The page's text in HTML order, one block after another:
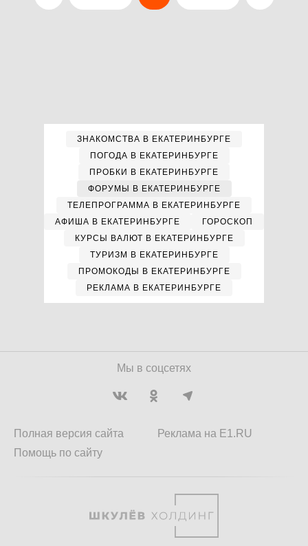
ЗНАКОМСТВА В ЕКАТЕРИНБУРГЕ
ПОГОДА В ЕКАТЕРИНБУРГЕ
ПРОБКИ В ЕКАТЕРИНБУРГЕ
ФОРУМЫ В ЕКАТЕРИНБУРГЕ
ТЕЛЕПРОГРАММА В ЕКАТЕРИНБУРГЕ
АФИША В ЕКАТЕРИНБУРГЕ
ГОРОСКОП
КУРСЫ ВАЛЮТ В ЕКАТЕРИНБУРГЕ
ТУРИЗМ В ЕКАТЕРИНБУРГЕ
ПРОМОКОДЫ В ЕКАТЕРИНБУРГЕ
РЕКЛАМА В ЕКАТЕРИНБУРГЕ
Мы в соцсетях
Полная версия сайта
Помощь по сайту
Реклама на E1.RU